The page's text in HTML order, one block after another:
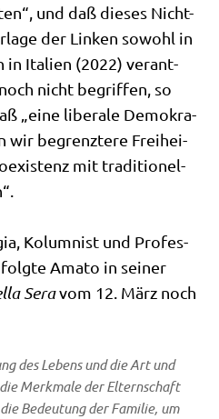
und daß die­ses Nicht-
der Lin­ken sowohl in
in Ita­li­en (2022) ver­ant­
nicht begrif­fen, so
„eine libe­ra­le Demo­kra­
wir begrenz­te­re Frei­hei­
mit tra­di­tio­nel­
Kolum­nist und Pro­fes­
Ama­to in sei­ner
Seravom 12. März noch
des Lebens und die Art und
die Merk­ma­le der Eltern­schaft
Bedeu­tung der Fami­lie, um